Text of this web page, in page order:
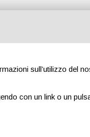
sull’utilizzo del
con un link o un